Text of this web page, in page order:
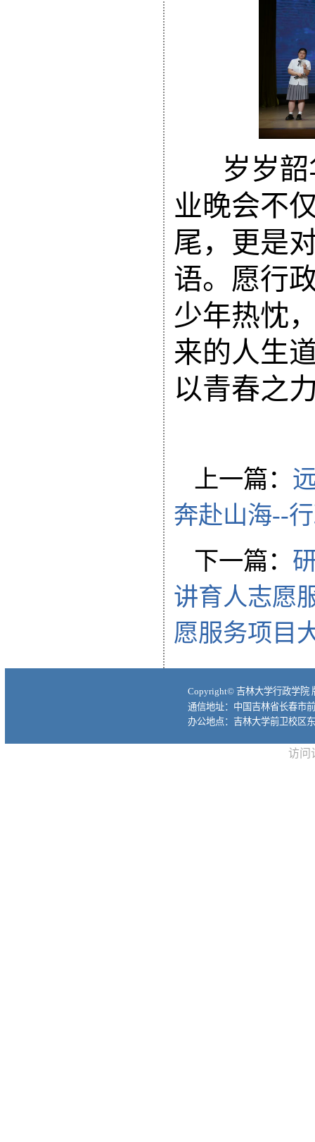
岁岁韶
业晚会不
尾，更是
语。愿行
少年热忱
来的人生
以青春之
上一篇：
奔赴山海--
下一篇：
讲育人志愿
愿服务项目
Copyright© 吉林大学行政学院
通信地址：中国吉林省长春市
办公地点：吉林大学前卫校区
访问